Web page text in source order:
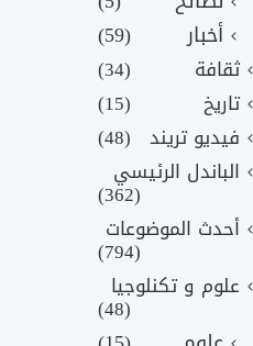
أخبار
(59)
ثقافة
(34)
تاريخ
(15)
فيديو تريند (48)
الباندل الرئيسي
(362)
أحدث الموضوعات
(794)
علوم و تكنلوجيا
(48)